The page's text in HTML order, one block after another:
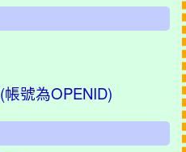
(帳號為OPENID)